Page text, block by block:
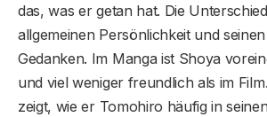
das, was er getan hat. Die
allgemeinen Persönlichkeit und
Gedanken. Im Manga ist Shoya
und viel weniger freundlich als im
zeigt, wie er Tomohiro häufig in